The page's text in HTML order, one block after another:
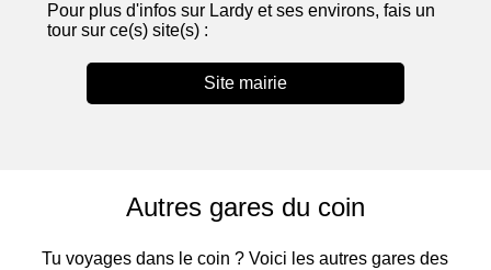
Pour plus d'infos sur Lardy et ses environs, fais un
tour sur ce(s) site(s) :
Site mairie
Autres gares du coin
Tu voyages dans le coin ? Voici les autres gares des